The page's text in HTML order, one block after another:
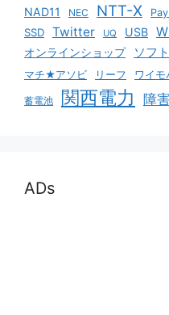
NAD11 NEC NTT-X
SSD Twitter UQ USB
オンラインショップ ソフ
マチ★アソビ リーフ ワイモ
蓄電池 関西電力 障害
ADs